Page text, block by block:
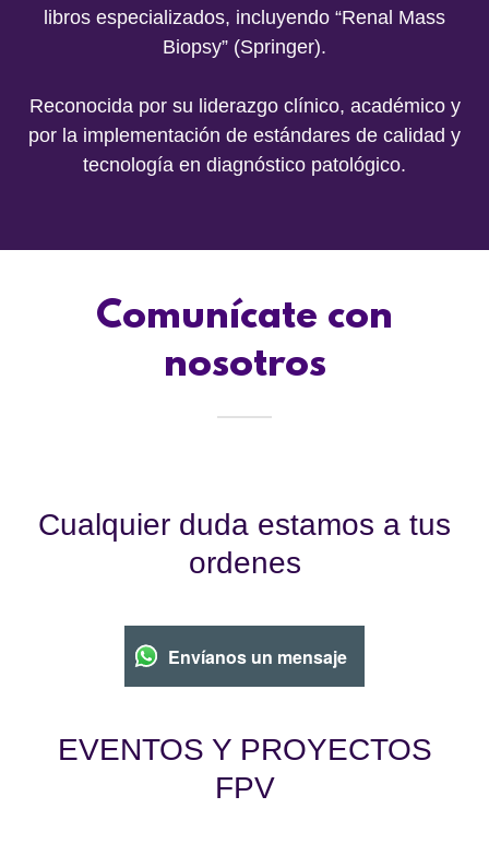
libros especializados, incluyendo “Renal Mass
Biopsy” (Springer).
Reconocida por su liderazgo clínico, académico y
por la implementación de estándares de calidad y
tecnología en diagnóstico patológico.
Comunícate con
nosotros
Cualquier duda estamos a tus
ordenes
Envíanos un mensaje
EVENTOS Y PROYECTOS
FPV